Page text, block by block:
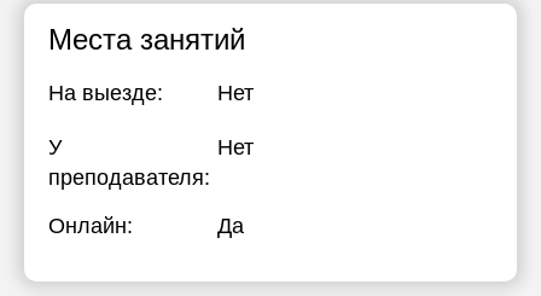
Места занятий
На выезде: Нет
У
преподавателя:
Нет
Онлайн: Да
17:00
17:30
18:30